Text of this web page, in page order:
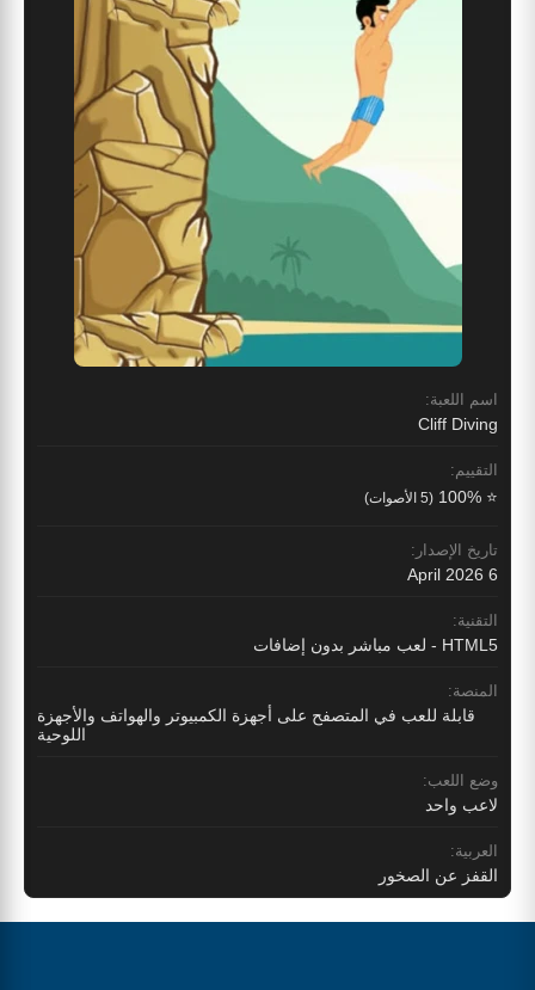
اسم اللعبة:
Cliff Diving
التقييم:
⭐ 100% (5 الأصوات)
تاريخ الإصدار:
6 April 2026
التقنية:
HTML5 - لعب مباشر بدون إضافات
المنصة:
قابلة للعب في المتصفح على أجهزة الكمبيوتر والهواتف والأجهزة
اللوحية
وضع اللعب:
لاعب واحد
العربية:
القفز عن الصخور